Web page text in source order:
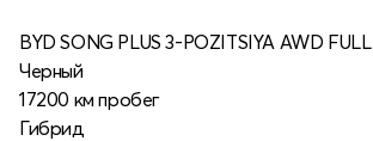
BYD SONG PLUS 3-POZITSIYA AWD FULL
Черный
17200 км пробег
Гибрид